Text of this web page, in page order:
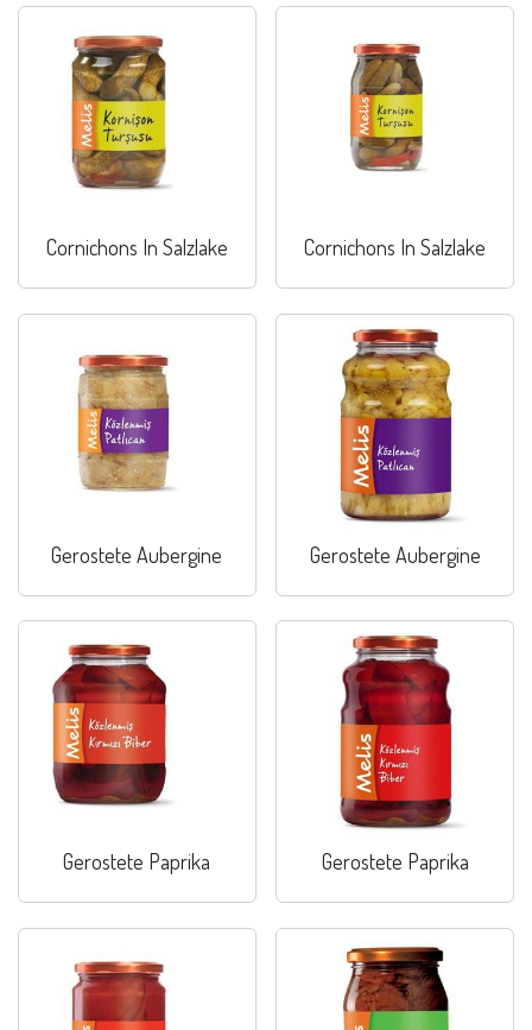
Cornichons In Salzlake Cornichons In Salzlake
Gerostete Aubergine Gerostete Aubergine
Gerostete Paprika Gerostete Paprika